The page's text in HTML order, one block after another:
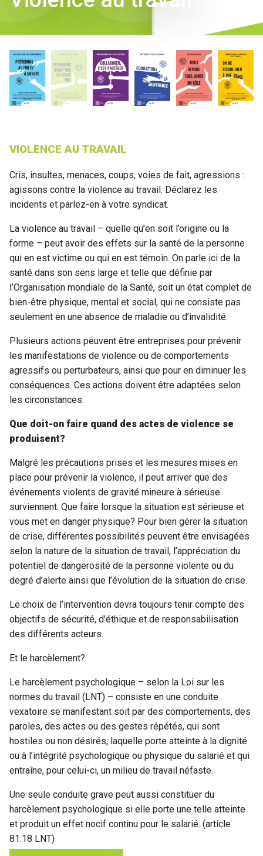
VIOLENCE AU TRAVAIL
Cris, insultes, menaces, coups, voies de fait, agressions :
agissons contre la violence au travail. Déclarez les
incidents et parlez-en à votre syndicat.
La violence au travail – quelle qu’en soit l’origine ou la
forme – peut avoir des effets sur la santé de la personne
qui en est victime ou qui en est témoin. On parle ici de la
santé dans son sens large et telle que définie par
l’Organisation mondiale de la Santé, soit un état complet de
bien-être physique, mental et social, qui ne consiste pas
seulement en une absence de maladie ou d’invalidité.
Plusieurs actions peuvent être entreprises pour prévenir
les manifestations de violence ou de comportements
agressifs ou perturbateurs, ainsi que pour en diminuer les
conséquences. Ces actions doivent être adaptées selon
les circonstances.
Que doit-on faire quand des actes de violence se
produisent?
Malgré les précautions prises et les mesures mises en
place pour prévenir la violence, il peut arriver que des
événements violents de gravité mineure à sérieuse
surviennent. Que faire lorsque la situation est sérieuse et
vous met en danger physique? Pour bien gérer la situation
de crise, différentes possibilités peuvent être envisagées
selon la nature de la situation de travail, l’appréciation du
potentiel de dangerosité de la personne violente ou du
degré d’alerte ainsi que l’évolution de la situation de crise.
Le choix de l’intervention devra toujours tenir compte des
objectifs de sécurité, d’éthique et de responsabilisation
des différents acteurs.
Et le harcèlement?
Le harcèlement psychologique – selon la Loi sur les
normes du travail (LNT) – consiste en une conduite
vexatoire se manifestant soit par des comportements, des
paroles, des actes ou des gestes répétés, qui sont
hostiles ou non désirés, laquelle porte atteinte à la dignité
ou à l’intégrité psychologique ou physique du salarié et qui
entraîne, pour celui-ci, un milieu de travail néfaste.
Une seule conduite grave peut aussi constituer du
harcèlement psychologique si elle porte une telle atteinte
et produit un effet nocif continu pour le salarié. (article
81.18 LNT)